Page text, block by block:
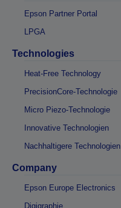
Epson Partner Portal
LPGA
Technologies
Heat-Free Technology
PrecisionCore-Technologie
Micro Piezo-Technologie
Innovative Technologien
Nachhaltigere Technologien
Company
Epson Europe Electronics
Digigraphie